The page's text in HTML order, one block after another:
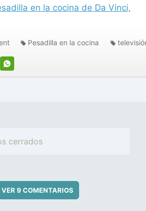
en la cocina de Da Vinci,
WHATSAPP
Pesadilla en la cocina
cerrados
VER 9 COMENTARIOS